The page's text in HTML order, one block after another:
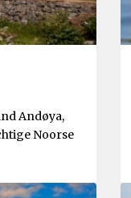
Andøya,
Noorse